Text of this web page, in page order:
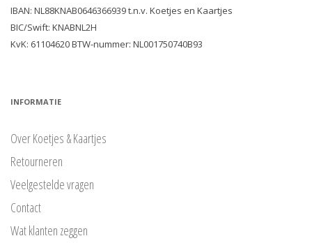
IBAN: NL88KNAB0646366939 t.n.v. Koetjes en Kaartjes
BIC/Swift: KNABNL2H
KvK: 61104620 BTW-nummer: NL001750740B93
INFORMATIE
Over Koetjes & Kaartjes
Retourneren
Veelgestelde vragen
Contact
Wat klanten zeggen